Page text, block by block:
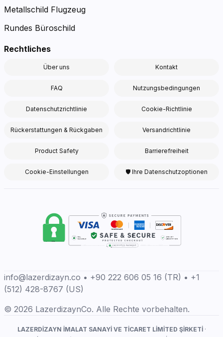
Metallschild Flugzeug
Rundes Büroschild
Rechtliches
Über uns Kontakt
FAQ Nutzungsbedingungen
Datenschutzrichtlinie Cookie-Richtlinie
Rückerstattungen & Rückgaben Versandrichtlinie
Product Safety Barrierefreiheit
Cookie-Einstellungen 🛡 Ihre Datenschutzoptionen
info@lazerdizayn.co • +90 222 606 05 16 (TR) • +1
(512) 428-8767 (US)
© 2026 LazerdizaynCo. Alle Rechte vorbehalten.
LAZERDİZAYN İMALAT SANAYİ VE TİCARET LİMİTED ŞİRKETİ·